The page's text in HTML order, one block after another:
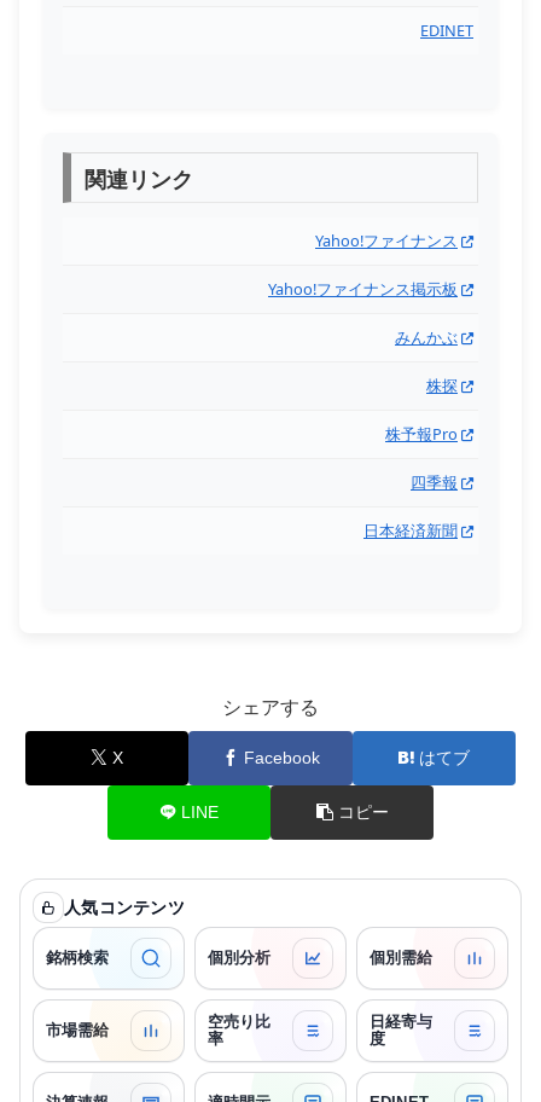
EDINET
関連リンク
Yahoo!ファイナンス
Yahoo!ファイナンス掲示板
みんかぶ
株探
株予報Pro
四季報
日本経済新聞
シェアする
X Facebook はてブ
LINE コピー
人気コンテンツ
銘柄検索 個別分析 個別需給
市場需給
空売り比
率
日経寄与
度